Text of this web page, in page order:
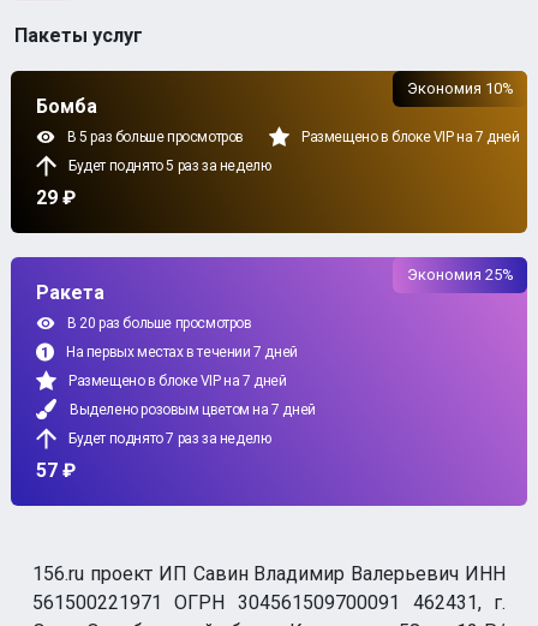
Пакеты услуг
Бомба
В 5 раз больше просмотров
Размещено в блоке VIP на 7 дней
Будет поднято 5 раз за неделю
29 ₽
Экономия 10%
Ракета
В 20 раз больше просмотров
На первых местах в течении 7 дней
Размещено в блоке VIP на 7 дней
Выделено розовым цветом на 7 дней
Будет поднято 7 раз за неделю
57 ₽
Экономия 25%
156.ru проект ИП Савин Владимир Валерьевич ИНН
561500221971 ОГРН 304561509700091 462431, г.